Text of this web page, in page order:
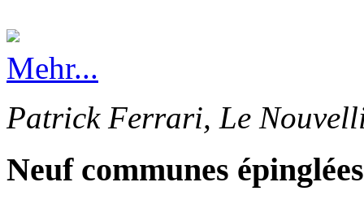
Mehr...
Patrick Ferrari, Le
Neuf communes épinglées